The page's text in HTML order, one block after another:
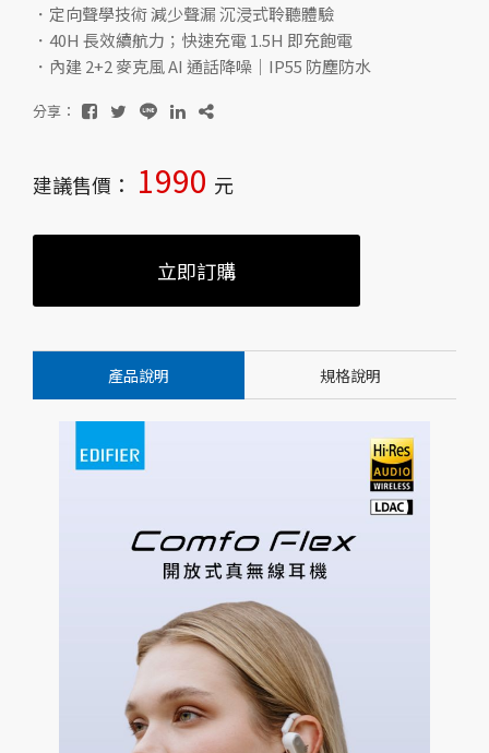
．定向聲學技術 減少聲漏 沉浸式聆聽體驗
．40H 長效續航力；快速充電 1.5H 即充飽電
．內建 2+2 麥克風 AI 通話降噪｜IP55 防塵防水
分享：
建議售價： 1990 元
立即訂購
產品說明 規格說明